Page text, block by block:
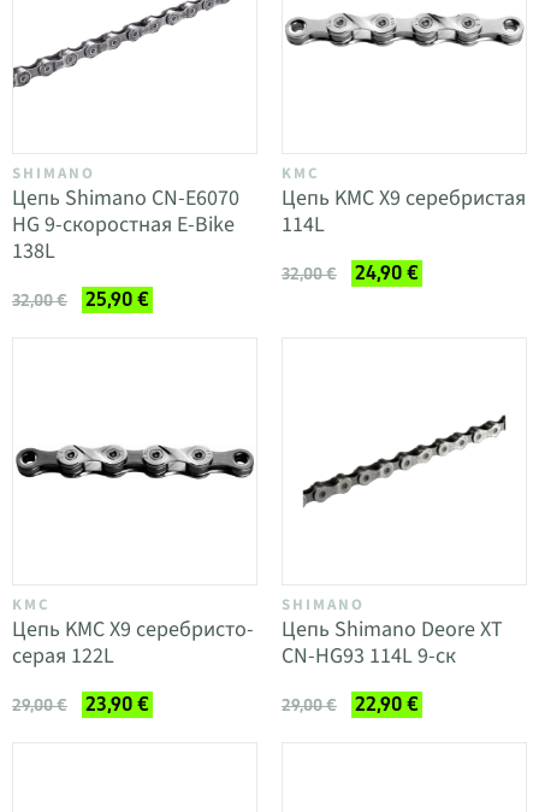
SHIMANO
Цепь Shimano CN-E6070
HG 9-скоростная E-Bike
138L
32,00 € 25,90 €
KMC
Цепь KMC X9 серебристая
114L
32,00 € 24,90 €
KMC
Цепь KMC X9 серебристо-
серая 122L
29,00 € 23,90 €
SHIMANO
Цепь Shimano Deore XT
CN-HG93 114L 9-ск
29,00 € 22,90 €